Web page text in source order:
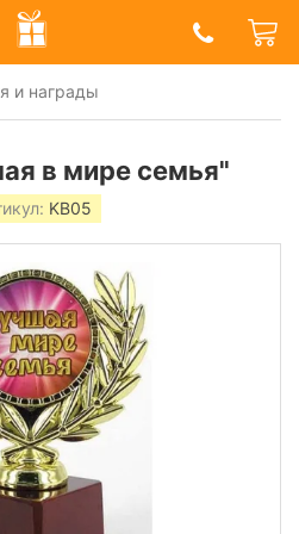
Prazdnik
Shop
и награды
в мире семья"
KB05